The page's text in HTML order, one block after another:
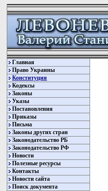
Главная
Право Украины
Конституция
Кодексы
Законы
Указы
Постановления
Приказы
Письма
Законы других стран
Законодательство РБ
Законодательство РФ
Новости
Полезные ресурсы
Контакты
Новости сайта
Поиск документа